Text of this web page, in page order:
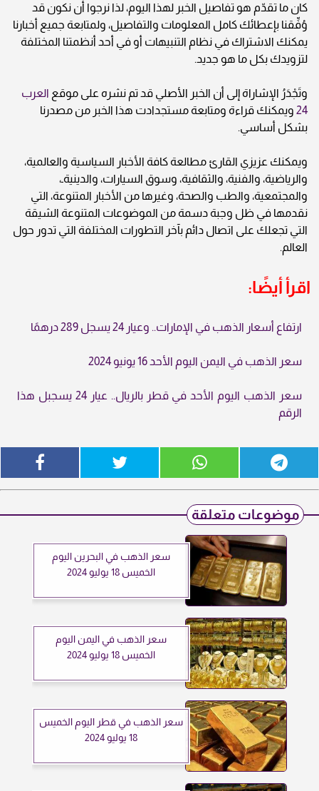
كان ما تقدّم هو تفاصيل الخبر لهذا اليوم، لذا نرجوا أن نكون قد
وُفِّقنا بإعطائك كامل المعلومات والتفاصيل، ولمتابعة جميع أخبارنا
يمكنك الاشتراك في نظام التنبيهات أو في أحد أنظمتنا المختلفة
لتزويدك بكل ما هو جديد.
وتَجْدَرُ الإشاراة إلى أن الخبر الأصلي قد تم نشره على موقع العرب
24 ويمكنك قراءة ومتابعة مستجدادت هذا الخبر من مصدرنا
بشكل أساسي.
ويمكنك عزيزي القارئ مطالعة كافة الأخبار السياسية والعالمية،
والرياضية، والفنية، والثقافية، وسوق السيارات، والدينيةـ،
والمجتمعية، والطب والصحة، وغيرها من الأخبار المتنوعة، التي
نقدمها في ظل وجبة دسمة من الموضوعات المتنوعة الشيقة
التي تجعلك على اتصال دائم بآخر التطورات المختلفة التي تدور حول
العالم.
اقرأ أيضًا:
ارتفاع أسعار الذهب في الإمارات.. وعيار 24 يسجل 289 درهمًا
سعر الذهب في اليمن اليوم الأحد 16 يونيو 2024
سعر الذهب اليوم الأحد في قطر بالريال.. عيار 24 يسجبل هذا
الرقم
موضوعات متعلقة
سعر الذهب في البحرين اليوم
الخميس 18 يوليو 2024
سعر الذهب في اليمن اليوم
الخميس 18 يوليو 2024
سعر الذهب في قطر اليوم الخميس
18 يوليو 2024